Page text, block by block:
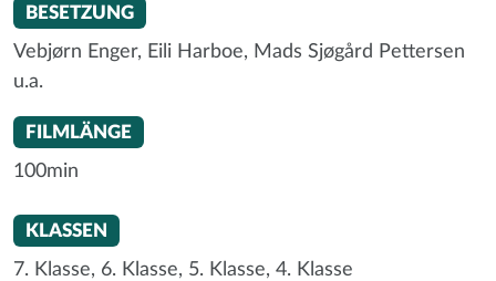
BESETZUNG
Vebjørn Enger, Eili Harboe, Mads Sjøgård Pettersen
u.a.
FILMLÄNGE
100min
KLASSEN
7. Klasse, 6. Klasse, 5. Klasse, 4. Klasse